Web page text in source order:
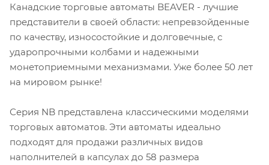
Канадские торговые автоматы BEAVER - лучшие
представители в своей области: непревзойденные
по качеству, износостойкие и долговечные, с
ударопрочными колбами и надежными
монетоприемными механизмами. Уже более 50 лет
на мировом рынке!
Серия NB представлена классическими моделями
торговых автоматов. Эти автоматы идеально
подходят для продажи различных видов
наполнителей в капсулах до 58 размера